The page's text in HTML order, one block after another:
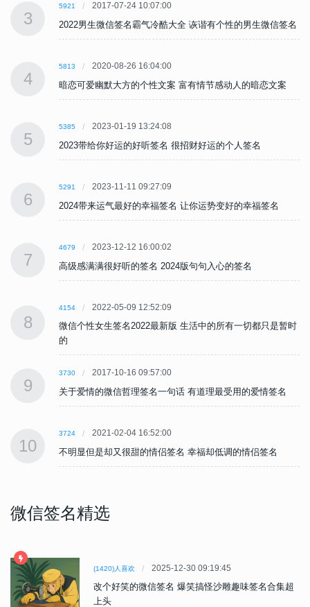
3
5921 2017-07-24 10:07:00
2022男生微信签名霸气冷酷大全 诙谐有个性的男生微信签名
4
5813 2020-08-26 16:04:00
暗恋可爱幽默大方的个性文案 富有情节感动人的暗恋文案
5
5385 2023-01-19 13:24:08
2023带给你好运的好听签名 很招财好运的个人签名
6
5291 2023-11-11 09:27:09
2024带来运气最好的幸福签名 让你运势变好的幸福签名
7
4679 2023-12-12 16:00:02
高级感满满很好听的签名 2024版句句入心的签名
8
4154 2022-05-09 12:52:09
微信个性女生签名2022最新版 生活中的所有一切都只是暂时
的
9
3730 2017-10-16 09:57:00
关于爱情的微信哲理签名一句话 有道理最受用的爱情签名
10
3724 2021-02-04 16:52:00
不明显但是却又很甜的情侣签名 幸福却低调的情侣签名
微信签名精选
(1420)人喜欢 2025-12-30 09:19:45
改个好笑的微信签名 爆笑搞怪沙雕趣味签名合集超
上头